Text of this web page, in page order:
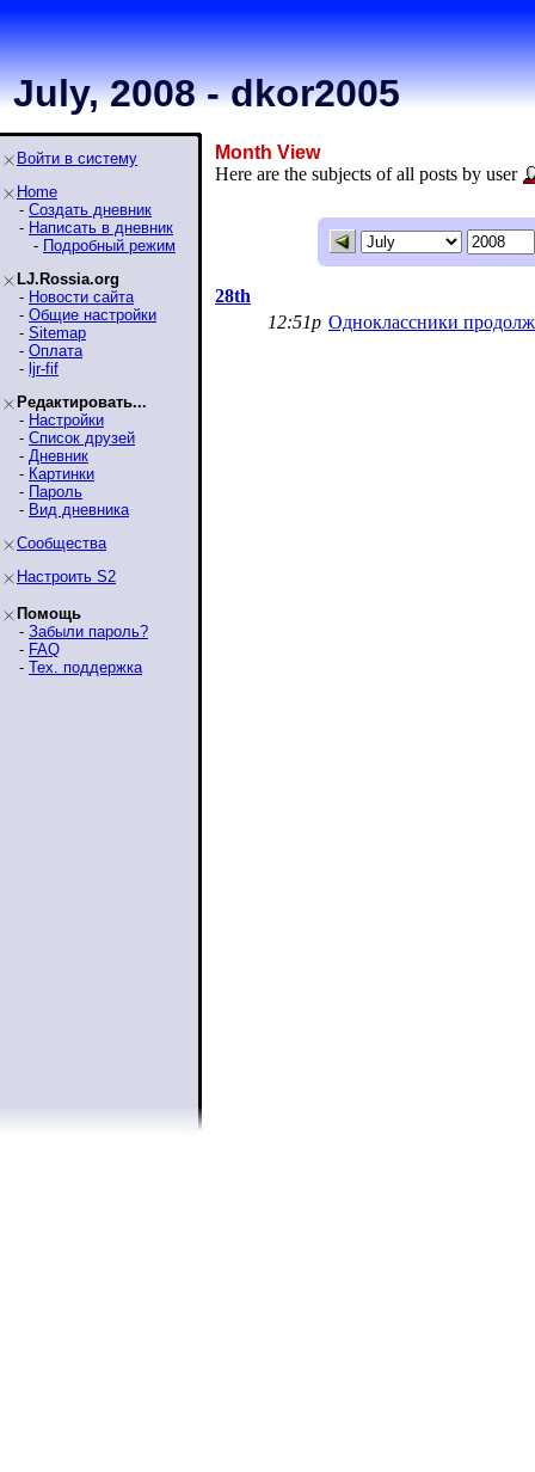
July, 2008 - dkor2005
Войти в систему
Home
- Создать дневник
- Написать в дневник
- Подробный режим
LJ.Rossia.org
- Новости сайта
- Общие настройки
- Sitemap
- Оплата
- ljr-fif
Редактировать...
- Настройки
- Список друзей
- Дневник
- Картинки
- Пароль
- Вид дневника
Сообщества
Настроить S2
Помощь
- Забыли пароль?
- FAQ
- Тех. поддержка
Month View
Here are the subjects of all posts by user
28th
12:51p Одноклассники